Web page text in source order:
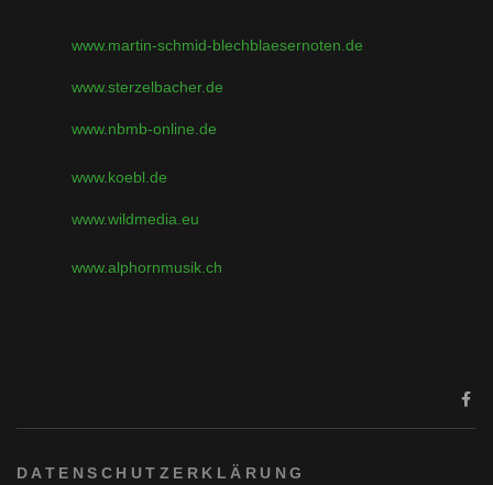
www.martin-schmid-blechblaesernoten.de
www.sterzelbacher.de
www.nbmb-online.de
www.koebl.de
www.wildmedia.eu
www.alphornmusik.ch
DATENSCHUTZERKLÄRUNG